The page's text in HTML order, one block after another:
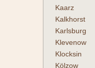
Kaarz
Kalkhorst
Karlsburg
Klevenow
Klocksin
Kölzow